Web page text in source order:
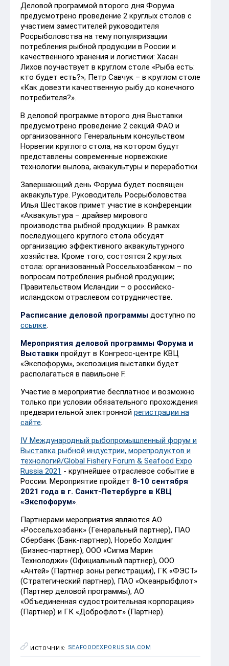
Деловой программой второго дня Форума
предусмотрено проведение 2 круглых столов с
участием заместителей руководителя
Росрыболовства на тему популяризации
потребления рыбной продукции в России и
качественного хранения и логистики: Хасан
Лихов поучаствует в круглом столе «Рыба есть:
кто будет есть?»; Петр Савчук – в круглом столе
«Как довезти качественную рыбу до конечного
потребителя?».
В деловой программе второго дня Выставки
предусмотрено проведение 2 секций ФАО и
организованного Генеральным консульством
Норвегии круглого стола, на котором будут
представлены современные норвежские
технологии вылова, аквакультуры и переработки.
Завершающий день Форума будет посвящен
аквакультуре. Руководитель Росрыболовства
Илья Шестаков примет участие в конференции
«Аквакультура – драйвер мирового
производства рыбной продукции». В рамках
последующего круглого стола обсудят
организацию эффективного аквакультурного
хозяйства. Кроме того, состоятся 2 круглых
стола: организованный Россельхозбанком – по
вопросам потребления рыбной продукции;
Правительством Исландии – о российско-
исландском отраслевом сотрудничестве.
Расписание деловой программы доступно по
ссылке.
Мероприятия деловой программы Форума и
Выставки пройдут в Конгресс-центре КВЦ
«Экспофорум», экспозиция выставки будет
располагаться в павильоне F.
Участие в мероприятие бесплатное и возможно
только при условии обязательного прохождения
предварительной электронной регистрации на
сайте.
IV Международный рыбопромышленный форум и
Выставка рыбной индустрии, морепродуктов и
технологий/Global Fishery Forum & Seafood Expo
Russia 2021 - крупнейшее отраслевое событие в
России. Мероприятие пройдет 8-10 сентября
2021 года в г. Санкт-Петербурге в КВЦ
«Экспофорум».
Партнерами мероприятия являются АО
«Россельхозбанк» (Генеральный партнер), ПАО
Сбербанк (Банк-партнер), Норебо Холдинг
(Бизнес-партнер), ООО «Сигма Марин
Технолоджи» (Официальный партнер), ООО
«Антей» (Партнер зоны регистрации), ГК «ФЭСТ»
(Стратегический партнер), ПАО «Океанрыбфлот»
(Партнер деловой программы), АО
«Объединенная судостроительная корпорация»
(Партнер) и ГК «Доброфлот» (Партнер).
ИСТОЧНИК: SEAFOODEXPORUSSIA.COM